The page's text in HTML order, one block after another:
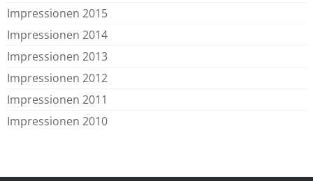
Impressionen 2015
Impressionen 2014
Impressionen 2013
Impressionen 2012
Impressionen 2011
Impressionen 2010